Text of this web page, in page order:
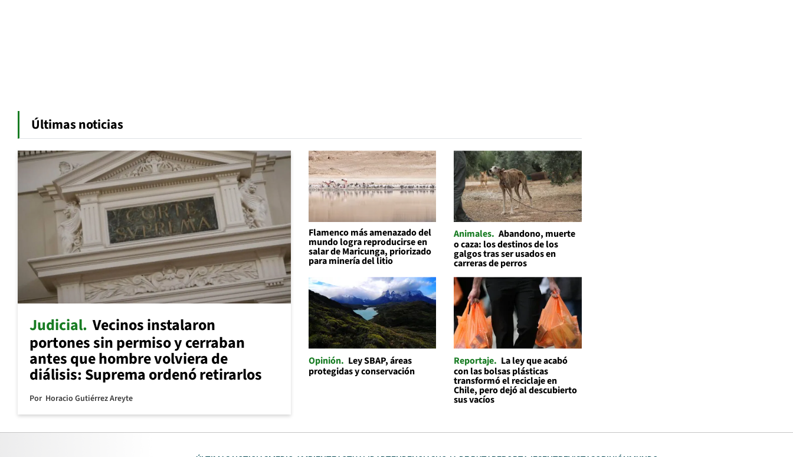
Últimas noticias
Judicial Vecinos instalaron
portones sin permiso y cerraban
antes que hombre volviera de
diálisis: Suprema ordenó retirarlos
Por Horacio Gutiérrez Areyte
Flamenco más amenazado del
mundo logra reproducirse en
salar de Maricunga, priorizado
para minería del litio
Animales Abandono, muerte
o caza: los destinos de los
galgos tras ser usados en
carreras de perros
Opinión
Ley SBAP, áreas
protegidas y conservación
Reportaje La ley que acabó
con las bolsas plásticas
transformó el reciclaje en
Chile, pero dejó al descubierto
sus vacíos